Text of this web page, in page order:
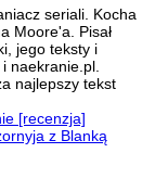
seriali. Kocha
Moore'a. Pisał
jego teksty i
naekranie.pl.
najlepszy tekst
[recenzja]
z Blanką